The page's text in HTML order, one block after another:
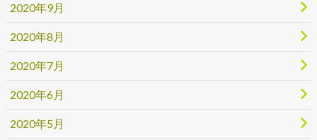
2020年9月
2020年8月
2020年7月
2020年6月
2020年5月